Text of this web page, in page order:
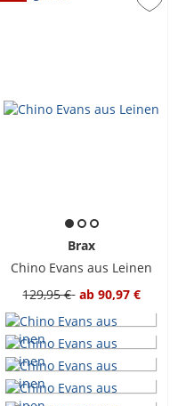
Brax
Chino Evans aus Leinen
129,95 € ab 90,97 €